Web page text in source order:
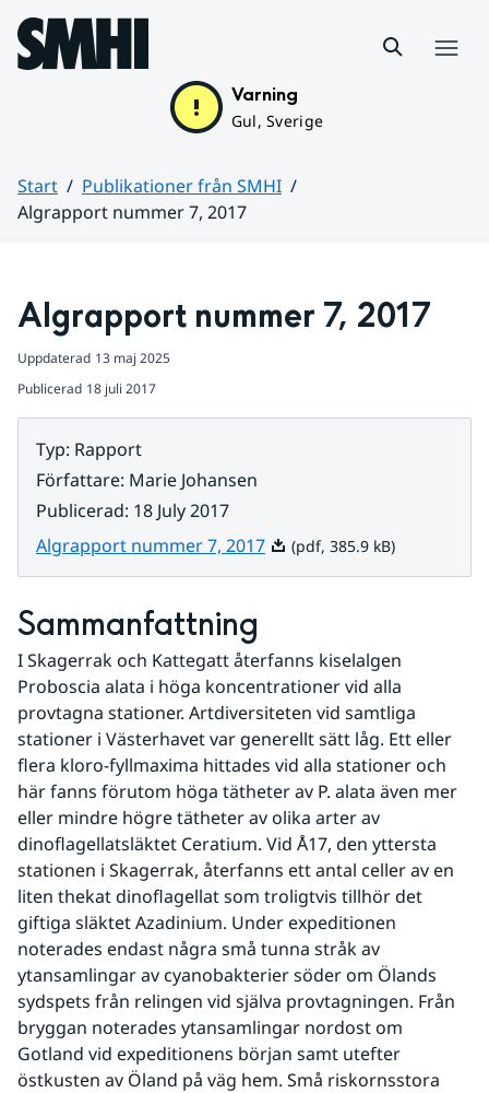
Hoppa till sidans innehåll
Varning
Gul, Sverige
Start
Publikationer från SMHI
Algrapport nummer 7, 2017
Algrapport nummer 7, 2017
Uppdaterad 13 maj 2025
Publicerad 18 juli 2017
Typ: Rapport
Författare: Marie Johansen
Publicerad: 18 July 2017
Algrapport nummer 7, 2017Pdf, 385.9 kB.
(pdf, 385.9 kB)
Sammanfattning
I Skagerrak och Kattegatt återfanns kiselalgen
Proboscia alata i höga koncentrationer vid alla
provtagna stationer. Artdiversiteten vid samtliga
stationer i Västerhavet var generellt sätt låg. Ett eller
flera kloro-fyllmaxima hittades vid alla stationer och
här fanns förutom höga tätheter av P. alata även mer
eller mindre högre tätheter av olika arter av
dinoflagellatsläktet Ceratium. Vid Å17, den yttersta
stationen i Skagerrak, återfanns ett antal celler av en
liten thekat dinoflagellat som troligtvis tillhör det
giftiga släktet Azadinium. Under expeditionen
noterades endast några små tunna stråk av
ytansamlingar av cyanobakterier söder om Ölands
sydspets från relingen vid själva provtagningen. Från
bryggan noterades ytansamlingar nordost om
Gotland vid expeditionens början samt utefter
östkusten av Öland på väg hem. Små riskornsstora